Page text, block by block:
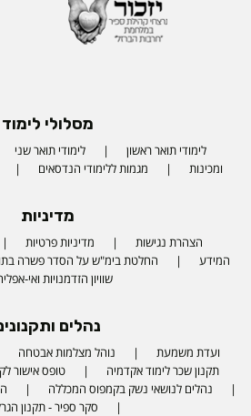
מסלולי לימוד
לימודי תואר ראשון לימודי תואר שני
ומכינות
מגמות ללימודי הנדסאים
מדיניות
הצהרת נגישות מדיניות פרטיות
המידע
החלטת בימ"ש על הסדר פשרה
שוויון הזדמנויות ואי-
נהלים
ועדת משמעת נוהל מצלמות אבטחה
תקנון שכר לימוד אקדמיה
טופס אישור
נהלים לנושאי נשק בקמפוס המכללה
סקר ספיר - תקנון